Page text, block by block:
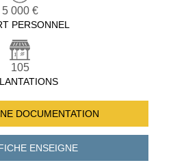
5 000 €
PERSONNEL
105
DOCUMENTATION
ENSEIGNE